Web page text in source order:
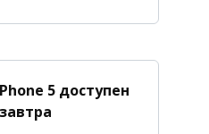
5 доступен